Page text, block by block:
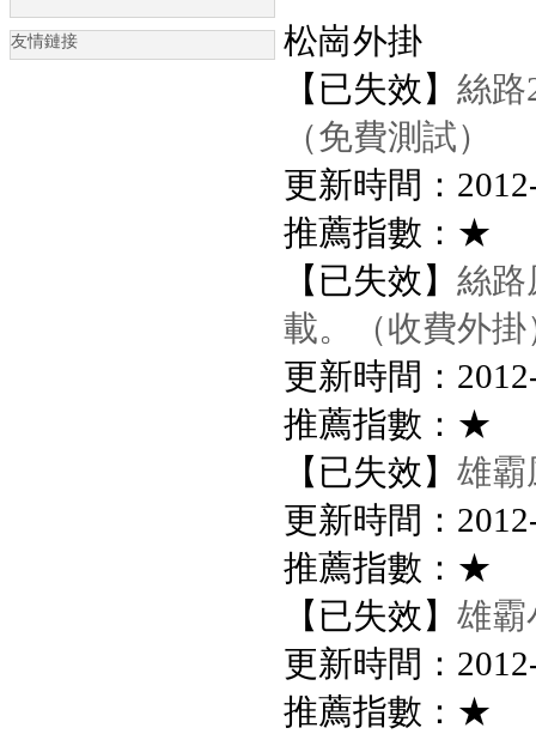
友情鏈接
松崗外掛
【已失效】絲路
（免費測試）
更新時間：
推薦指數：★
【已失效】絲路
載。（收費外掛
更新時間：
推薦指數：★
【已失效】雄霸
更新時間：
推薦指數：★
【已失效】雄霸
更新時間：
推薦指數：★